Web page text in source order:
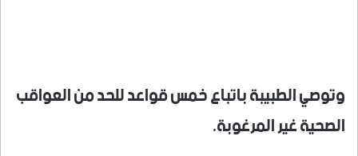
وتوصي الطبيبة باتباع خمس قواعد للحد من العواقب
الصحية غير المرغوبة.